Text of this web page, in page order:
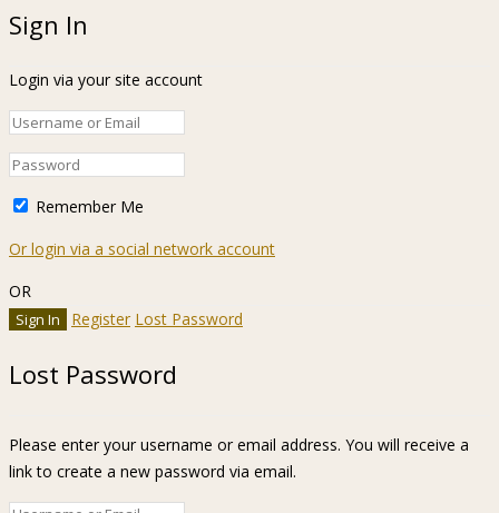
Sign In
Login via your site account
Remember Me
Or login via a social network account
OR
Register Lost Password
Lost Password
Please enter your username or email address. You will receive a
link to create a new password via email.